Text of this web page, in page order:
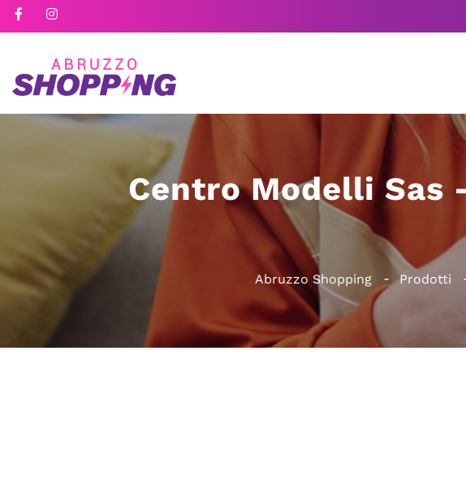
Centro Modelli Sas
Abruzzo Shopping Prodotti